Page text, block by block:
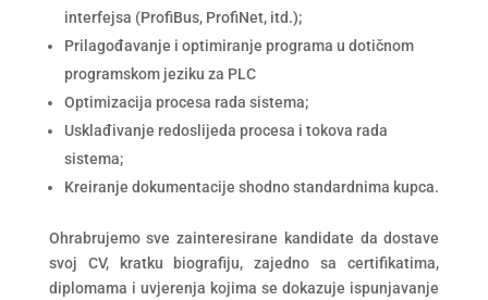
interfejsa (ProfiBus, ProfiNet, itd.);
Prilagođavanje i optimiranje programa u dotičnom
programskom jeziku za PLC
Optimizacija procesa rada sistema;
Usklađivanje redoslijeda procesa i tokova rada
sistema;
Kreiranje dokumentacije shodno standardnima kupca.
Ohrabrujemo sve zainteresirane kandidate da dostave
svoj CV, kratku biografiju, zajedno sa certifikatima,
diplomama i uvjerenja kojima se dokazuje ispunjavanje